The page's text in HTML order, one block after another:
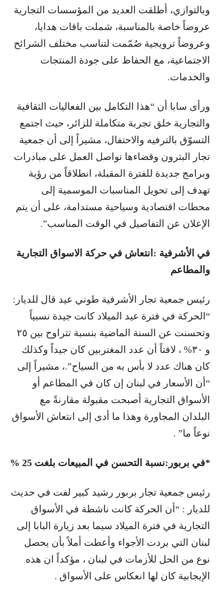
وبالتوازي، أطلقت العديد من المؤسسات التجارية
عروضاً خاصة بالمناسبة، شملت باقات هدايا،
وعروضاً ترويجية صُمّمت لتناسب مختلف الشرائح
الاجتماعية، مع الحفاظ على جودة المنتجات
والخدمات.
ورأى سابا أن “هذا التكامل بين الفعاليات الثقافية
والتجارية خلق تجربة متكاملة للزائر، حيث اجتمع
التسوّق بالترفيه والاحتفال، مشيراً إلى أن جمعية
تجار البترون وقضاءها تواصل العمل على مبادرات
وبرامج جديدة للفترة المقبلة، انطلاقاً من رؤية
تهدف إلى تحويل المناسبات الموسمية إلى
محطات اقتصادية وسياحية مستدامة، على أن يتم
الإعلان عن التفاصيل في الوقت المناسب”.
في الأشرفية :انتعاش في حركة الاسواق التجارية
والمطاعم
رئيس جمعية تجار الأشرفية طوني عيد قال للديار:
“الحركة في فترة عيد الميلاد كانت جيدة نسبياً
وتحسنت عن السنة الماضية بنسبة تتراوح بين ٢٥
و ٣٠% ، لافتاً أن عدد المغتربين كان جيداً وكذلك
كان هناك عدد لا بأس به من السياح”.، مشيراً إلى
“أن الأسعار في لبنان إن كان في المطاعم أو
الأسواق التجارية أصبحت مقبولة مقارنةً مع
البلدان المجاورة وهذا ما أدى إلى انتعاش الأسواق
نوعاً ما” .
*في بربور:نسبة التحسن في المبيعات بلغت 25 %
رئيس جمعية تجار بربور رشيد كبير لفت في حديث
للديار : “أن الحركة كانت ناشطة في الأسواق
التجارية في فترة الميلاد سيما بعد زيارة البابا إلى
لبنان التي بردت الأجواء وأعطت أملاً بأن يحصل
نوع من الحل للأزمات في لبنان ، مؤكداً ان هذه
الإيجابية كان لها انعكاس على الأسواق .